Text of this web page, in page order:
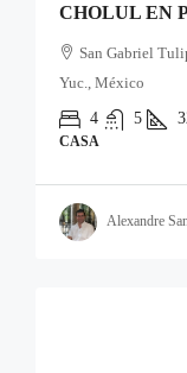
CHOLUL EN
San Gabriel
Yuc., México
4 5
CASA
Alexandre